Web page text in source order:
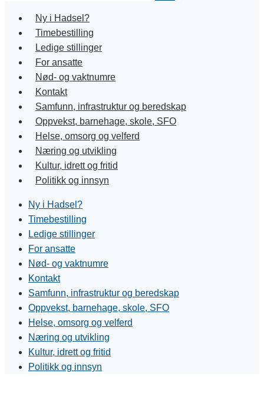
Ny i Hadsel?
Timebestilling
Ledige stillinger
For ansatte
Nød- og vaktnumre
Kontakt
Samfunn, infrastruktur og beredskap
Oppvekst, barnehage, skole, SFO
Helse, omsorg og velferd
Næring og utvikling
Kultur, idrett og fritid
Politikk og innsyn
Ny i Hadsel?
Timebestilling
Ledige stillinger
For ansatte
Nød- og vaktnumre
Kontakt
Samfunn, infrastruktur og beredskap
Oppvekst, barnehage, skole, SFO
Helse, omsorg og velferd
Næring og utvikling
Kultur, idrett og fritid
Politikk og innsyn